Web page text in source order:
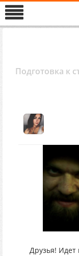
Подготовка к
Друзья! Идет